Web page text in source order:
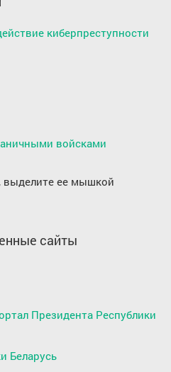
киберпреступности
войсками
выделите ее мышкой
сайты
Президента Республики
Беларусь